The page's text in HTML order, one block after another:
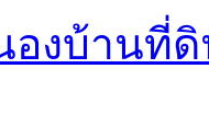
องบ้านที่ดิ